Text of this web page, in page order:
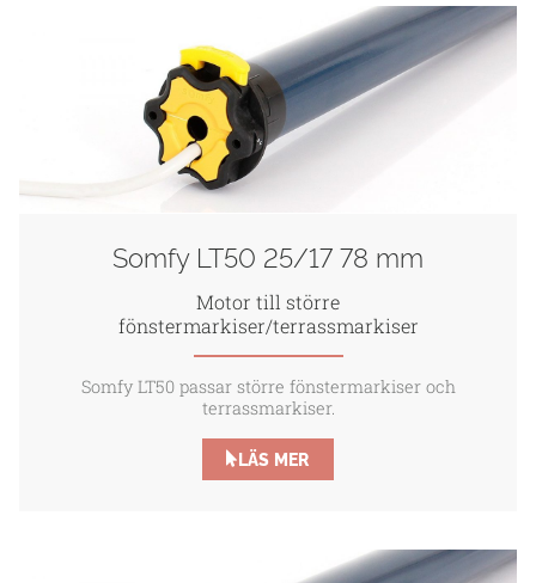
Somfy LT50 25/17 78 mm
Motor till större
fönstermarkiser/terrassmarkiser
Somfy LT50 passar större fönstermarkiser och
terrassmarkiser.
LÄS MER